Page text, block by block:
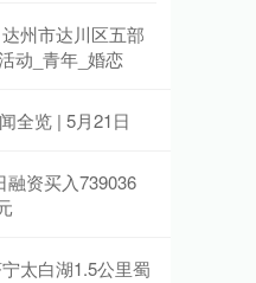
州市达川区五部
动_青年_婚恋
全览 | 5月21日
融资买入739036
太白湖1.5公里蜀